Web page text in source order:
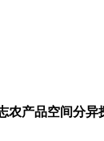
农产品空间分